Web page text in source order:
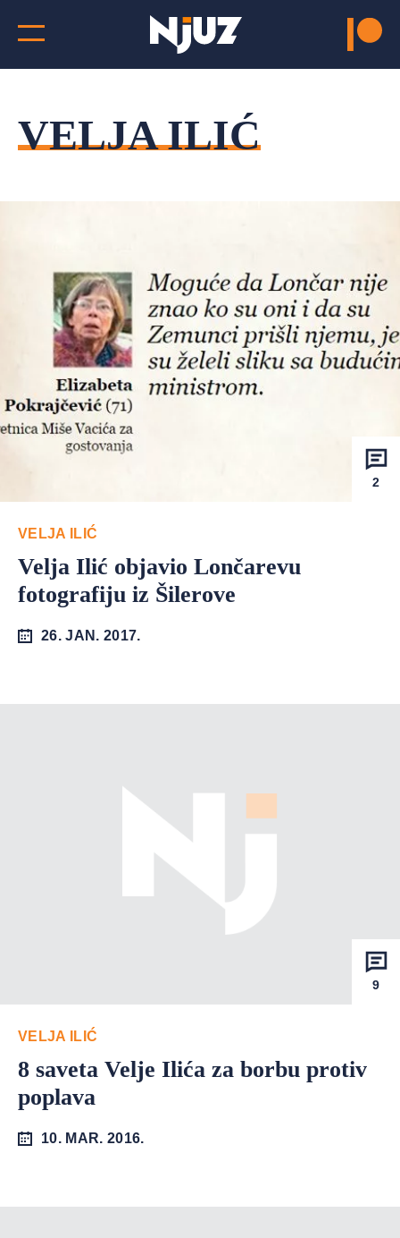
VELJA ILIĆ
2
VELJA ILIĆ
Velja Ilić objavio Lončarevu
fotografiju iz Šilerove
26. JAN. 2017.
9
VELJA ILIĆ
8 saveta Velje Ilića za borbu protiv
poplava
10. MAR. 2016.